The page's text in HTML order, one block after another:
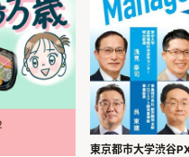
東京都市大学渋谷